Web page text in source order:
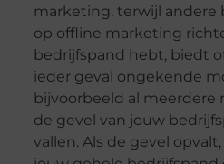
marketing, terwijl andere
op offline marketing
bedrijfspand hebt, biedt
ieder geval ongekende
bijvoorbeeld al
de gevel van jouw
vallen. Als de gevel